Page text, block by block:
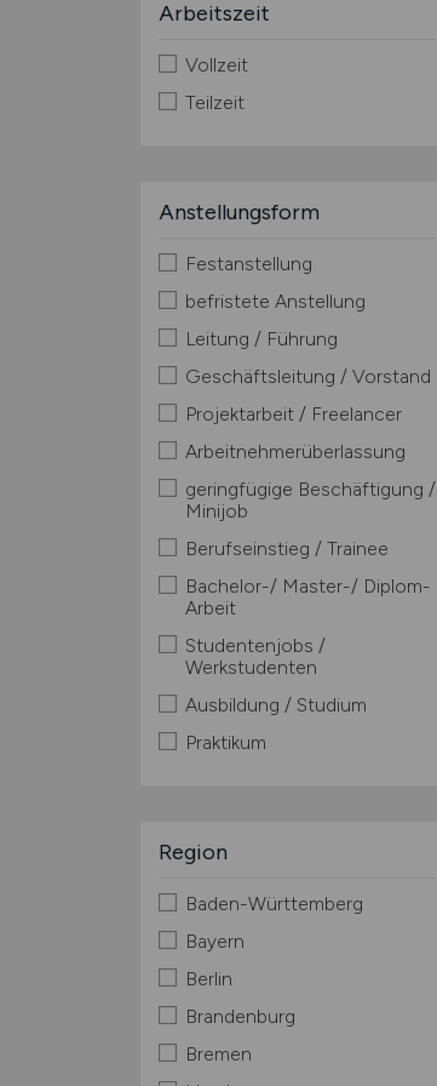
Arbeitszeit
Vollzeit
Teilzeit
Anstellungsform
Festanstellung
befristete Anstellung
Leitung / Führung
Geschäftsleitung / Vorstand
Projektarbeit / Freelancer
Arbeitnehmerüberlassung
geringfügige Beschäftigung /
Minijob
Berufseinstieg / Trainee
Bachelor-/ Master-/ Diplom-
Arbeit
Studentenjobs /
Werkstudenten
Ausbildung / Studium
Praktikum
Region
Baden-Württemberg
Bayern
Berlin
Brandenburg
Bremen